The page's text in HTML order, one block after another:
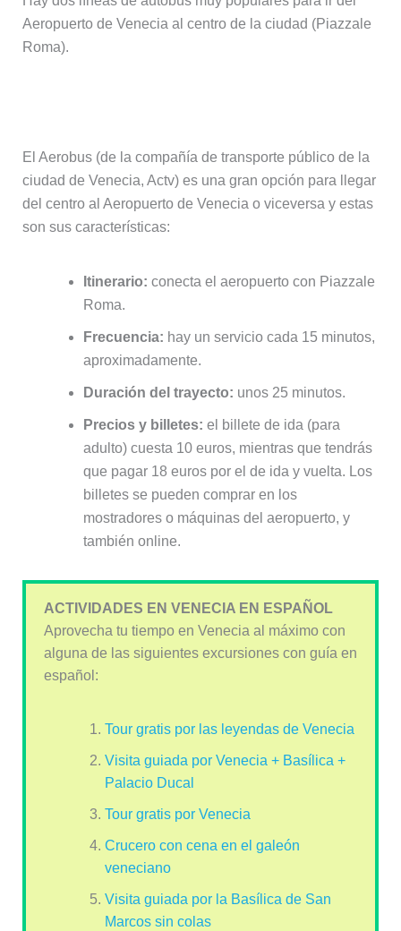
Aeropuerto de Venecia al centro de la ciudad (Piazzale
Roma).
El Aerobus (de la compañía de transporte público de la
ciudad de Venecia, Actv) es una gran opción para llegar
del centro al Aeropuerto de Venecia o viceversa y estas
son sus características:
Itinerario: conecta el aeropuerto con Piazzale
Roma.
Frecuencia: hay un servicio cada 15 minutos,
aproximadamente.
Duración del trayecto: unos 25 minutos.
Precios y billetes: el billete de ida (para
adulto) cuesta 10 euros, mientras que tendrás
que pagar 18 euros por el de ida y vuelta. Los
billetes se pueden comprar en los
mostradores o máquinas del aeropuerto, y
también online.
ACTIVIDADES EN VENECIA EN ESPAÑOL
Aprovecha tu tiempo en Venecia al máximo con
alguna de las siguientes excursiones con guía en
español:
Tour gratis por las leyendas de Venecia
Visita guiada por Venecia + Basílica +
Palacio Ducal
Tour gratis por Venecia
Crucero con cena en el galeón
veneciano
Visita guiada por la Basílica de San
Marcos sin colas